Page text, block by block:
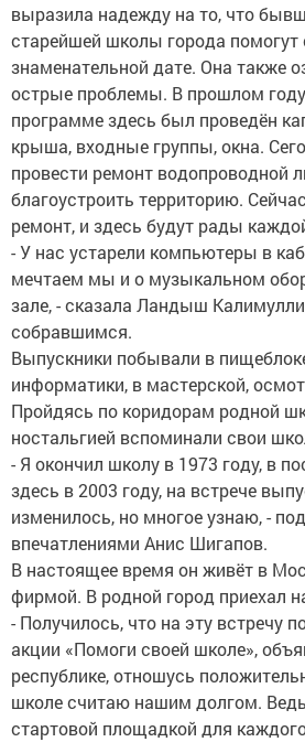
выразила надежду на то, что
старейшей школы города помогут
знаменательной дате. Она также
острые проблемы. В прошлом
программе здесь был проведён
крыша, входные группы, окна.
провести ремонт водопроводной
благоустроить территорию.
ремонт, и здесь будут рады
- У нас устарели компьютеры в
мечтаем мы и о музыкальном
зале, - сказала Ландыш
собравшимся.
Выпускники побывали в
информатики, в мастерской,
Пройдясь по коридорам родной
ностальгией вспоминали свои
- Я окончил школу в 1973 году, в
здесь в 2003 году, на встрече
изменилось, но многое узнаю, -
впечатлениями Анис Шигапов.
В настоящее время он живёт в
фирмой. В родной город приехал
- Получилось, что на эту встречу
акции «Помоги своей школе»,
республике, отношусь
школе считаю нашим долгом.
стартовой площадкой для